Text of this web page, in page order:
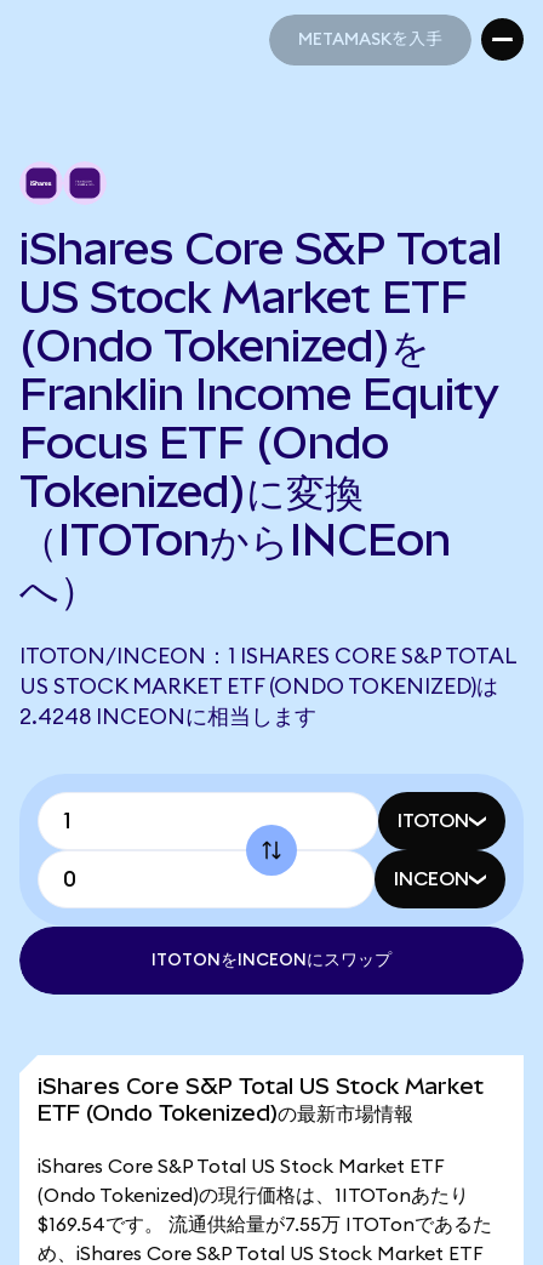
METAMASKを入手
iShares Core S&P Total
US Stock Market ETF
(Ondo Tokenized)を
Franklin Income Equity
Focus ETF (Ondo
Tokenized)に変換
（ITOTonからINCEon
へ）
ITOTON/INCEON：1 ISHARES CORE S&P TOTAL
US STOCK MARKET ETF (ONDO TOKENIZED)は
2.4248 INCEONに相当します
ITOTON
INCEON
ITOTONをINCEONにスワップ
iShares Core S&P Total US Stock Market
ETF (Ondo Tokenized)の最新市場情報
iShares Core S&P Total US Stock Market ETF
(Ondo Tokenized)の現行価格は、1ITOTonあたり
$169.54です。 流通供給量が7.55万 ITOTonであるた
め、iShares Core S&P Total US Stock Market ETF